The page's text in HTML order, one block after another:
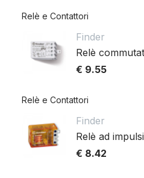
Relè e Contattori
Finder
Relè
€ 9.55
Relè e Contattori
Finder
Relè ad
€ 8.42